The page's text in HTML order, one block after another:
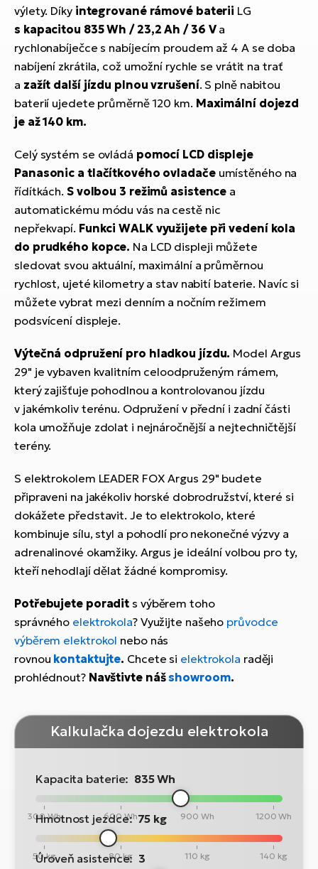
výlety. Díkyintegrované rámové baterii LG
s kapacitou 835 Wh / 23,2 Ah / 36 V a
rychlonabíječce s nabíjecím proudem až 4 A se doba
nabíjení zkrátila, což umožní rychle se vrátit na trať
a zažít další jízdu plnou vzrušení. S plně nabitou
baterií ujedete průměrně 120 km. Maximální dojezd
je až 140 km.
Celý systém se ovládá pomocí LCD displeje
Panasonic a tlačítkového ovladače umístěného na
řídítkách. S volbou 3 režimů asistence a
automatickému módu vás na cestě nic
nepřekvapí. Funkci WALK využijete při vedení kola
do prudkého kopce. Na LCD displeji můžete
sledovat svou aktuální, maximální a průměrnou
rychlost, ujeté kilometry a stav nabití baterie. Navíc si
můžete vybrat mezi denním a nočním režimem
podsvícení displeje.
Výtečná odpružení pro hladkou jízdu. Model Argus
29" je vybaven kvalitním celoodpruženým rámem,
který zajišťuje pohodlnou a kontrolovanou jízdu
v jakémkoliv terénu. Odpružení v přední i zadní části
kola umožňuje zdolat i nejnáročnější a nejtechničtější
terény.
S elektrokolem LEADER FOX Argus 29" budete
připraveni na jakékoliv horské dobrodružství, které si
dokážete představit. Je to elektrokolo, které
kombinuje sílu, styl a pohodlí pro nekonečné výzvy a
adrenalinové okamžiky. Argus je ideální volbou pro ty,
kteří nehodlají dělat žádné kompromisy.
Potřebujete poradit s výběrem toho
správného elektrokola? Využijte našeho průvodce
výběrem elektrokol nebo nás
rovnou kontaktujte. Chcete si elektrokola raději
prohlédnout? Navštivte nášshowroom.
Kalkulačka dojezdu elektrokola
Kapacita baterie: 835 Wh
300 Wh 600 Wh 900 Wh 1200 Wh
Hmotnost jezdce: 75 kg
50 kg 80 kg 110 kg 140 kg
Úroveň asistence: 3